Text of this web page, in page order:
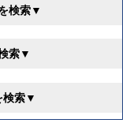
検索▼
索▼
検索▼